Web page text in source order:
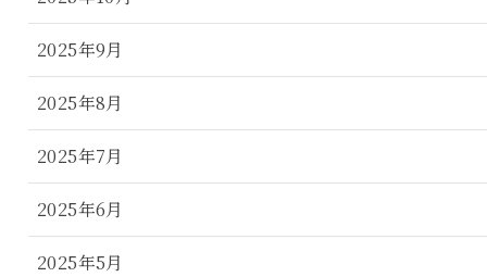
2025年9月
2025年8月
2025年7月
2025年6月
2025年5月